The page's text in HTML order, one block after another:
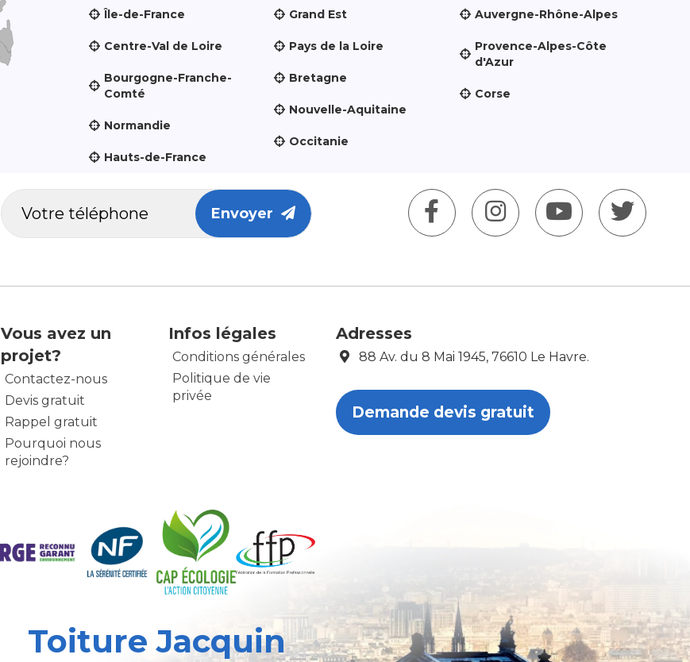
Île-de-France
Centre-Val de Loire
Bourgogne-Franche-
Comté
Normandie
Hauts-de-France
Grand Est
Pays de la Loire
Bretagne
Nouvelle-Aquitaine
Occitanie
Auvergne-Rhône-Alpes
Provence-Alpes-Côte
d'Azur
Corse
Envoyer
Vous avez un
projet?
Contactez-nous
Devis gratuit
Rappel gratuit
Pourquoi nous
rejoindre?
Infos légales
Conditions générales
Politique de vie
privée
Adresses
88 Av. du 8 Mai 1945, 76610 Le Havre.
Demande devis gratuit
Toiture Jacquin